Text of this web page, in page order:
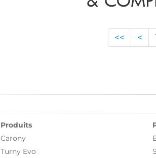
<< <
Produits
Carony
Turny Evo